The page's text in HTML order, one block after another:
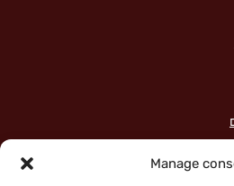
Manageלישראל